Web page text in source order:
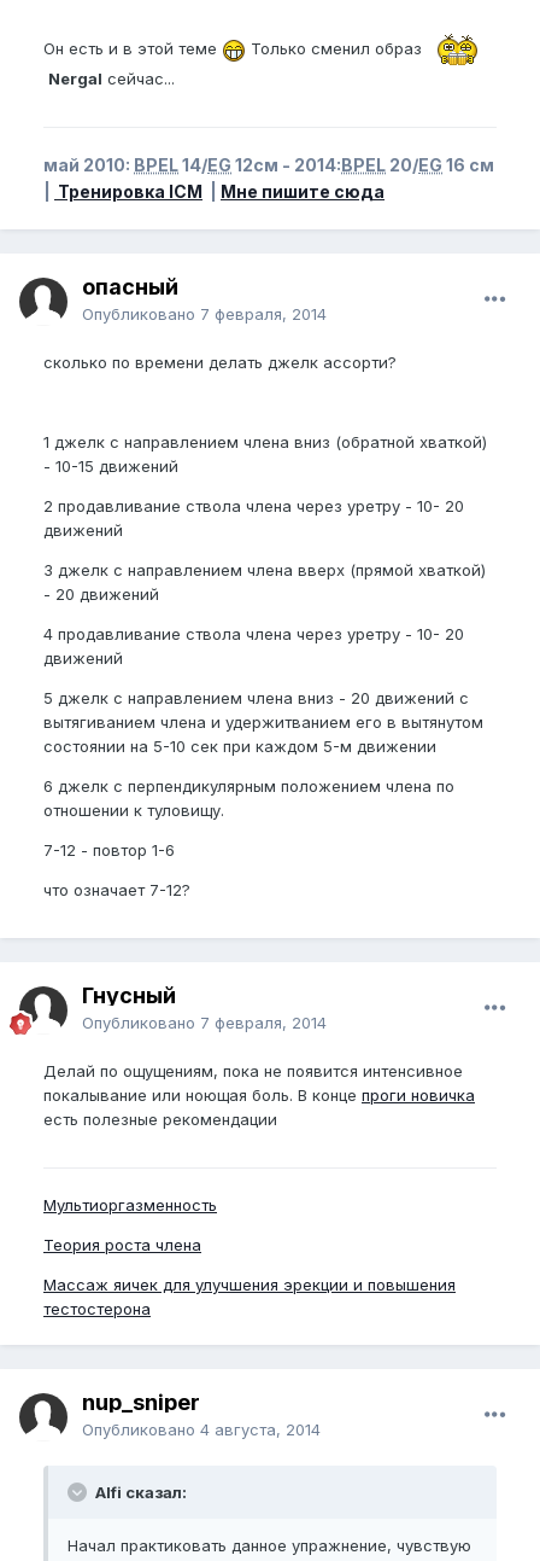
Он есть и в этой теме
Только сменил образ
Nergal сейчас...
май 2010: BPEL14/EG 12см - 2014:BPEL 20/EG 16 см
Тренировка ICM Мне пишите сюда
опасный
Опубликовано 7 февраля, 2014
сколько по времени делать джелк ассорти?
1 джелк с направлением члена вниз (обратной хваткой)
- 10-15 движений
2 продавливание ствола члена через уретру - 10- 20
движений
3 джелк с направлением члена вверх (прямой хваткой)
- 20 движений
4 продавливание ствола члена через уретру - 10- 20
движений
5 джелк с направлением члена вниз - 20 движений c
вытягиванием члена и удержитванием его в вытянутом
состоянии на 5-10 сек при каждом 5-м движении
6 джелк с перпендикулярным положением члена по
отношении к туловищу.
7-12 - повтор 1-6
что означает 7-12?
Гнусный
Опубликовано 7 февраля, 2014
Делай по ощущениям, пока не появится интенсивное
покалывание или ноющая боль. В конце проги новичка
есть полезные рекомендации
Мультиоргазменность
Теория роста члена
Массаж яичек для улучшения эрекции и повышения
тестостерона
nup_sniper
Опубликовано 4 августа, 2014
Alfi сказал:
Начал практиковать данное упражнение, чувствую